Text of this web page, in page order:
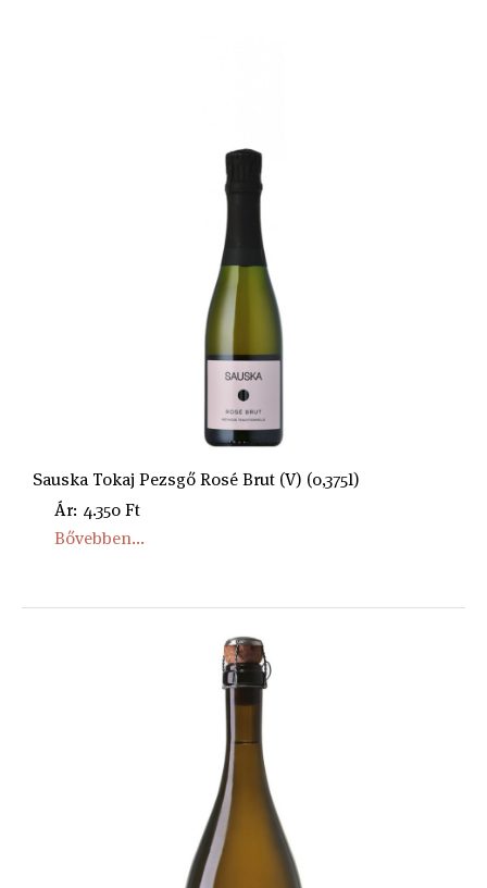
Sauska Tokaj Pezsgő Rosé Brut (V) (0,375l)
Ár: 4.350 Ft
Bővebben...